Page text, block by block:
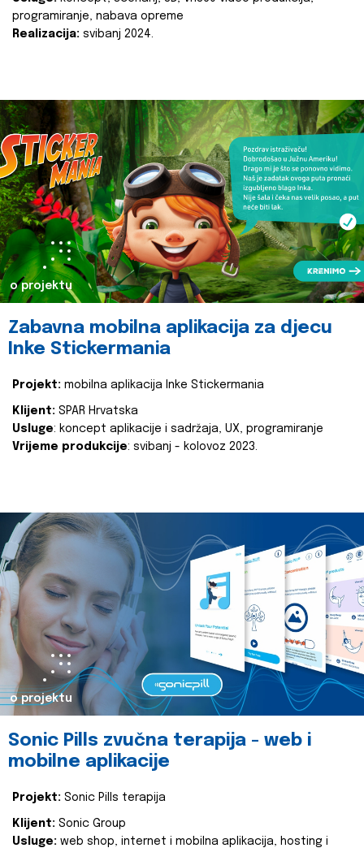
programiranje, nabava opreme
Realizacija: svibanj 2024.
o projektu
Zabavna mobilna aplikacija za djecu
Inke Stickermania
Projekt: mobilna aplikacija Inke Stickermania
Klijent: SPAR Hrvatska
Usluge: koncept aplikacije i sadržaja, UX, programiranje
Vrijeme produkcije: svibanj - kolovoz 2023.
o projektu
Sonic Pills zvučna terapija - web i
mobilne aplikacije
Projekt: Sonic Pills terapija
Klijent: Sonic Group
Usluge: web shop, internet i mobilna aplikacija, hosting i